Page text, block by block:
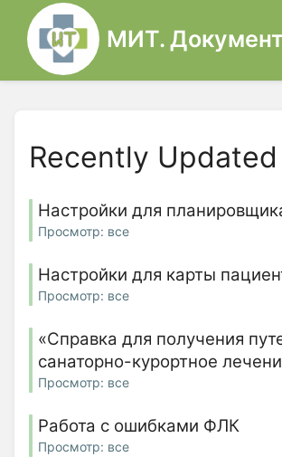
МИТ.
Recently
Настройки для
Просмотр: все
Настройки для карты
Просмотр: все
«Справка для получения
санаторно-курортное
Просмотр: все
Работа с ошибками ФЛК
Просмотр: все